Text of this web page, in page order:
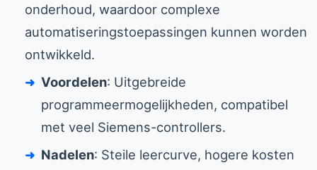
onderhoud, waardoor complexe
automatiseringstoepassingen kunnen worden
ontwikkeld.
Voordelen: Uitgebreide
programmeermogelijkheden, compatibel
met veel Siemens-controllers.
Nadelen: Steile leercurve, hogere kosten